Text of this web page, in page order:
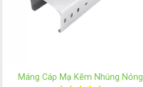
Máng Cáp Mạ Kẽm Nhúng Nóng